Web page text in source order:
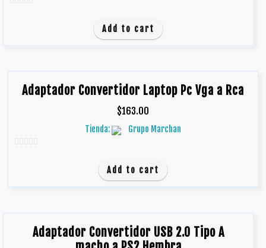
Add to cart
Adaptador Convertidor Laptop Pc Vga a Rca
$163.00
Tienda: Grupo Marchan
Add to cart
Adaptador Convertidor USB 2.0 Tipo A